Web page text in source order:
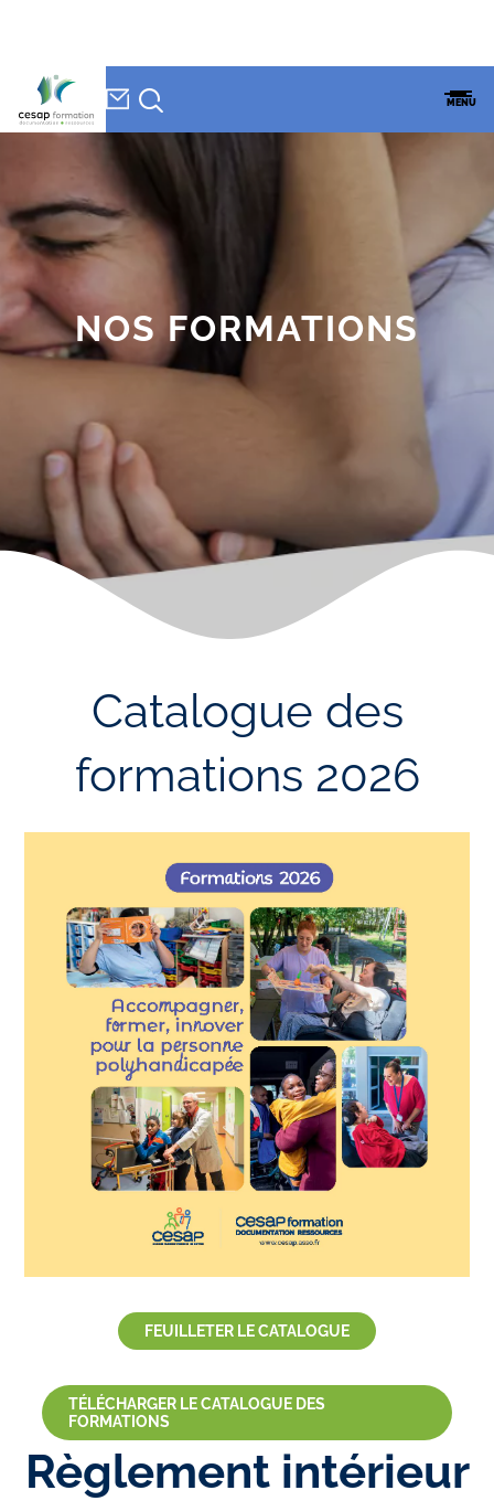
FORMATION
MENU
Accueil»
NOSFORMATIONS
Catalogue des
formations 2026
FEUILLETER LE CATALOGUE
TÉLÉCHARGER LE CATALOGUE DES
FORMATIONS
Règlement intérieur